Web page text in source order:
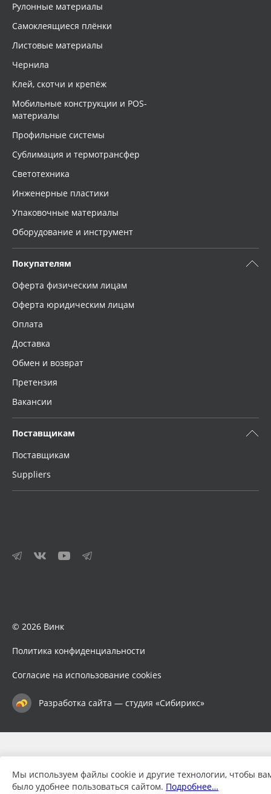
Рулонные материалы
Самоклеящиеся плёнки
Листовые материалы
Чернила
Клей, скотчи и крепёж
Мобильные конструкции и POS-
материалы
Профильные системы
Сублимация и термотрансфер
Светотехника
Инженерные пластики
Упаковочные материалы
Оборудование и инструмент
Покупателям
Оферта физическим лицам
Оферта юридическим лицам
Оплата
Доставка
Обмен и возврат
Претензия
Вакансии
Поставщикам
Поставщикам
Suppliers
© 2026 Винк
Политика конфиденциальности
Согласие на использование cookies
Разработка сайта — студия «Сибирикс»
Мы используем файлы cookie и другие технологии, чтобы
было удобнее пользоваться сайтом. Подробнее…